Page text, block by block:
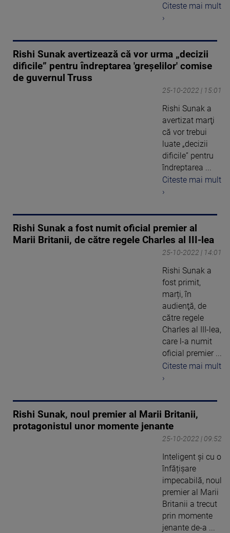
Citeste mai mult
›
Rishi Sunak avertizează că vor urma „decizii
dificile” pentru îndreptarea 'greşelilor' comise
de guvernul Truss
25-10-2022 | 15:01
Rishi Sunak a
avertizat marţi
că vor trebui
luate „decizii
dificile” pentru
îndreptarea ...
Citeste mai mult
›
Rishi Sunak a fost numit oficial premier al
Marii Britanii, de către regele Charles al III-lea
25-10-2022 | 14:01
Rishi Sunak a
fost primit,
marți, în
audienţă, de
către regele
Charles al III-lea,
care l-a numit
oficial premier ...
Citeste mai mult
›
Rishi Sunak, noul premier al Marii Britanii,
protagonistul unor momente jenante
25-10-2022 | 09:52
Inteligent și cu o
înfățișare
impecabilă, noul
premier al Marii
Britanii a trecut
prin momente
jenante de-a ...